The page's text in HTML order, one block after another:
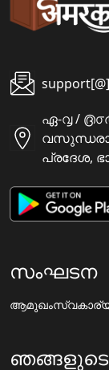
ഏ-൮ /
വസുന്ധരാ,
പ്രദേശ,
സംഘടന
ആമുഖം